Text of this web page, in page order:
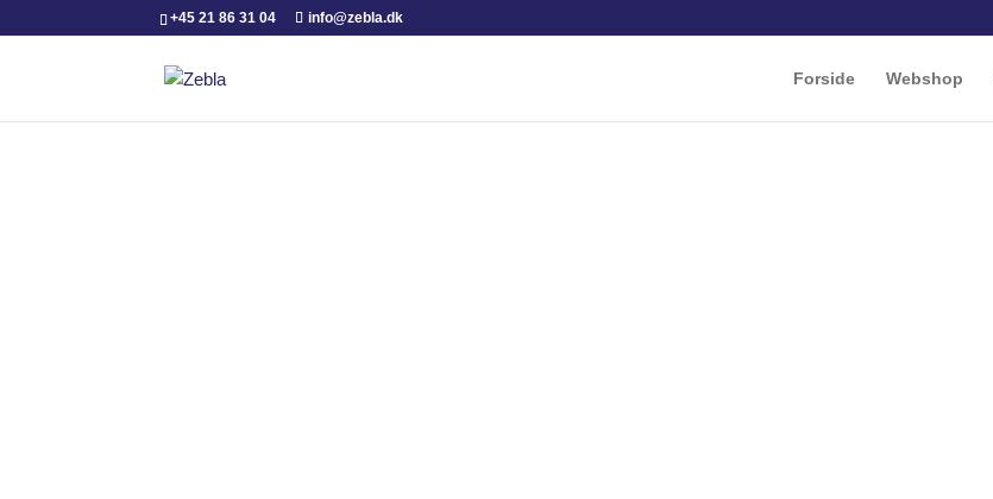
+45 21 86 31 04 info@zebla.dk
Forside Webshop